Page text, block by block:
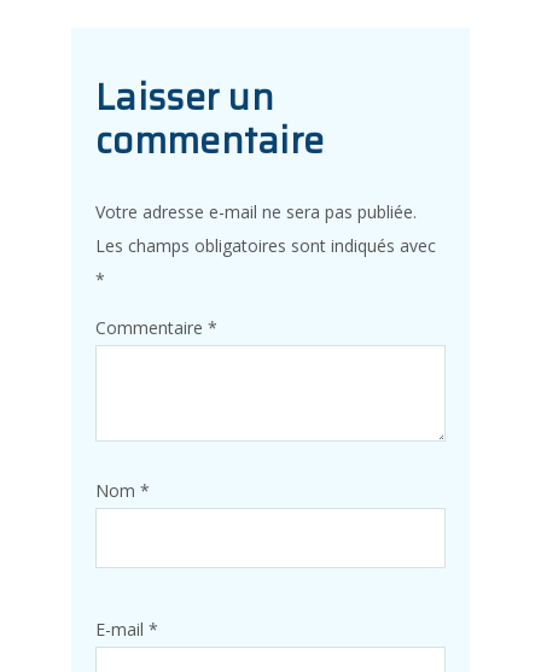
Laisser un
commentaire
Votre adresse e-mail ne sera pas publiée.
Les champs obligatoires sont indiqués avec
*
Commentaire *
Nom *
E-mail *